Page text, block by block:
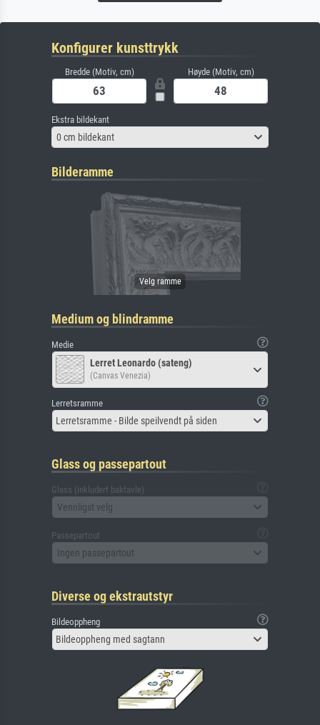
Konfigurer kunsttrykk
Bredde (Motiv, cm) Høyde (Motiv, cm)
Ekstra bildekant
0 cm bildekant
Bilderamme
Medium og blindramme
Medie
Lerret Leonardo (sateng)
(Canvas Venezia)
Lerretsramme
Lerretsramme - Bilde speilvendt på siden
Glass og passepartout
Glass (inkludert baktavle)
Vennligst velg
Passepartout
Ingen passepartout
Diverse og ekstrautstyr
Bildeoppheng
Bildeoppheng med sagtann